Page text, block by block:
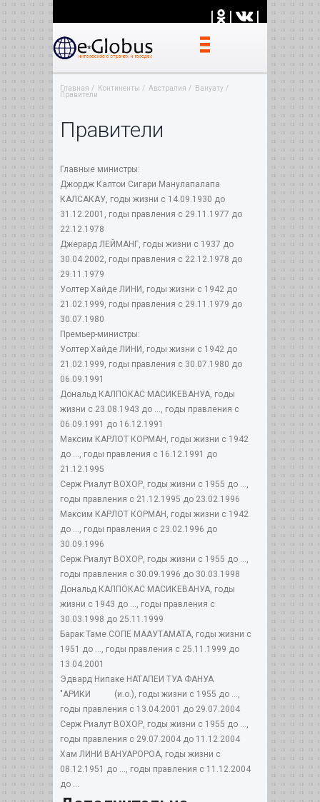
| | |
Главная Континенты Австралия
Вануату
Правители
Правители
Главные министры:
Джордж Калтои Сигари Манулапалапа
КАЛСАКАУ, годы жизни с 14.09.1930 до
31.12.2001, годы правления с 29.11.1977 до
22.12.1978
Джерард ЛЕЙМАНГ, годы жизни с 1937 до
30.04.2002, годы правления с 22.12.1978 до
29.11.1979
Уолтер Хaйдe ЛИНИ, годы жизни с 1942 до
21.02.1999, годы правления с 29.11.1979 до
30.07.1980
Премьер-министры:
Уолтер Хaйде ЛИНИ, годы жизни с 1942 до
21.02.1999, годы правления с 30.07.1980 до
06.09.1991
Дональд КАЛПОКАС МАСИКЕВАНУА, годы
жизни с 23.08.1943 до ..., годы правления с
06.09.1991 до 16.12.1991
Максим КАРЛОТ КОРМАН, годы жизни с 1942
до ..., годы правления с 16.12.1991 до
21.12.1995
Серж Риалут ВОХОР, годы жизни с 1955 до ...,
годы правления с 21.12.1995 до 23.02.1996
Максим КАРЛОТ КОРМАН, годы жизни с 1942
до ..., годы правления с 23.02.1996 до
30.09.1996
Серж Риалут ВОХОР, годы жизни с 1955 до ...,
годы правления с 30.09.1996 до 30.03.1998
Дональд КАЛПОКАС МАСИКЕВАНУА, годы
жизни с 1943 до ..., годы правления с
30.03.1998 до 25.11.1999
Барак Таме СОПЕ МААУТАМАТА, годы жизни с
1951 до ..., годы правления с 25.11.1999 до
13.04.2001
Эдвард Нипаке НАТАПЕИ ТУА ФАНУА
"АРИКИ (и.о.), годы жизни с 1955 до ...,
годы правления с 13.04.2001 до 29.07.2004
Серж Риалут ВОХОР, годы жизни с 1955 до ...,
годы правления с 29.07.2004 до 11.12.2004
Хам ЛИНИ ВАНУАРОРОА, годы жизни с
08.12.1951 до ..., годы правления с 11.12.2004
до ...